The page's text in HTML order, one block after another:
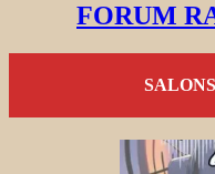
FORUM